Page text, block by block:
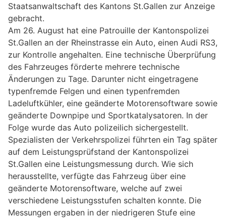
Staatsanwaltschaft des Kantons St.Gallen zur Anzeige
gebracht.
Am 26. August hat eine Patrouille der Kantonspolizei
St.Gallen an der Rheinstrasse ein Auto, einen Audi RS3,
zur Kontrolle angehalten. Eine technische Überprüfung
des Fahrzeuges förderte mehrere technische
Änderungen zu Tage. Darunter nicht eingetragene
typenfremde Felgen und einen typenfremden
Ladeluftkühler, eine geänderte Motorensoftware sowie
geänderte Downpipe und Sportkatalysatoren. In der
Folge wurde das Auto polizeilich sichergestellt.
Spezialisten der Verkehrspolizei führten ein Tag später
auf dem Leistungsprüfstand der Kantonspolizei
St.Gallen eine Leistungsmessung durch. Wie sich
herausstellte, verfügte das Fahrzeug über eine
geänderte Motorensoftware, welche auf zwei
verschiedene Leistungsstufen schalten konnte. Die
Messungen ergaben in der niedrigeren Stufe eine